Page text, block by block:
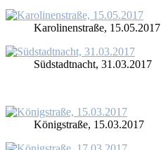
Ka­ro­li­nen­stra­ße, 15.05.2017
Süd­stadt­nacht, 31.03.2017
Kö­nig­stra­ße, 15.03.2017